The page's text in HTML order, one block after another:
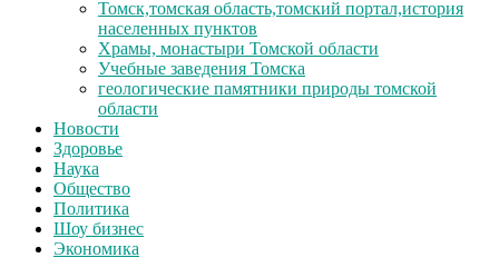
Томск,томская область,томский портал,история
населенных пунктов
Храмы, монастыри Томской области
Учебные заведения Томска
геологические памятники природы томской
области
Новости
Здоровье
Наука
Общество
Политика
Шоу бизнес
Экономика